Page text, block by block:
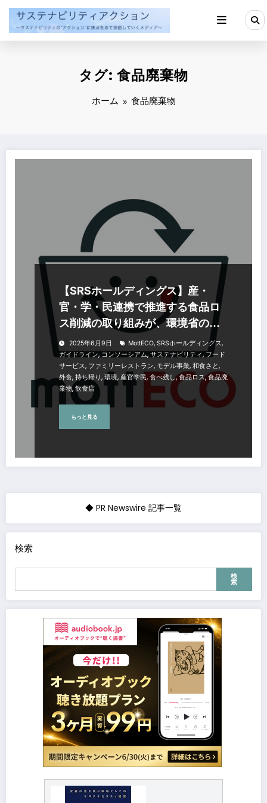
ン
タグ: 食品廃棄物
ホーム 食品廃棄物
【SRSホールディングス】産・
官・学・民連携で推進する食品ロ
ス削減の取り組みが、環境省の
「mottECO(モッテコ)導入モデル
事業」に採択
2025年6月9日 MottECO, SRSホールディングス,
ガイドライン,コンソーシアム,サステナビリティ,フード
サービス, ファミリーレストラン, モデル事業, 和食さと,
外食, 持ち帰り, 環境, 産官学民, 食べ残し,食品ロス,食品廃
棄物, 飲食店
もっと見る
◆ PR Newswire 記事一覧
検索
検
索